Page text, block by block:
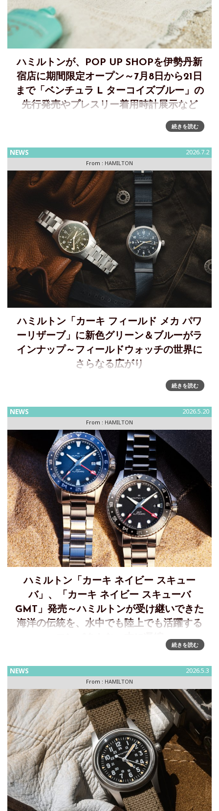
ハミルトンが、POP UP SHOPを伊勢丹新
宿店に期間限定オープン～7月8日から21日
まで「ベンチュラ L ターコイズブルー」の
先行発売やプレスリー着用時計展示など
アメリカンスピリットを体現する＜ハミルトン＞ POP UP
SHOPを伊勢丹新宿店に期間限定オープン伊勢丹新宿店 メン
まで期間限定オープン。「ベンチュラ L ターコイズブルー
続きを読む
NEWS 2026.7.2
From : HAMILTON
ハミルトン「カーキ フィールド メカ パワ
ーリザーブ」に新色グリーン＆ブルーがラ
インナップ～フィールドウォッチの世界に
さらなる広がり
「カーキ フィールド メカ パワーリザーブ」に新色、上質な
グリーンと深みのあるブルーが加わり、フィールドウォッチ
してきた「カーキ フィールド メカ パワーリザーブ
続きを読む
NEWS 2026.5.20
From : HAMILTON
ハミルトン「カーキ ネイビー スキュー
バ」、「カーキ ネイビー スキューバ
GMT」発売～ハミルトンが受け継いできた
海洋の伝統を、水中でも陸上でも活躍する
と、冒険者へ旅路を照らす「カーキ ネイビー スキューバ
GMT」発売 ウェーブ状のテクスチャーが宿るダイヤルが、こ
の時計が持つ海洋的なアイデンティティを際立たせ、大胆な
続きを読む
NEWS 2026.5.3
From : HAMILTON